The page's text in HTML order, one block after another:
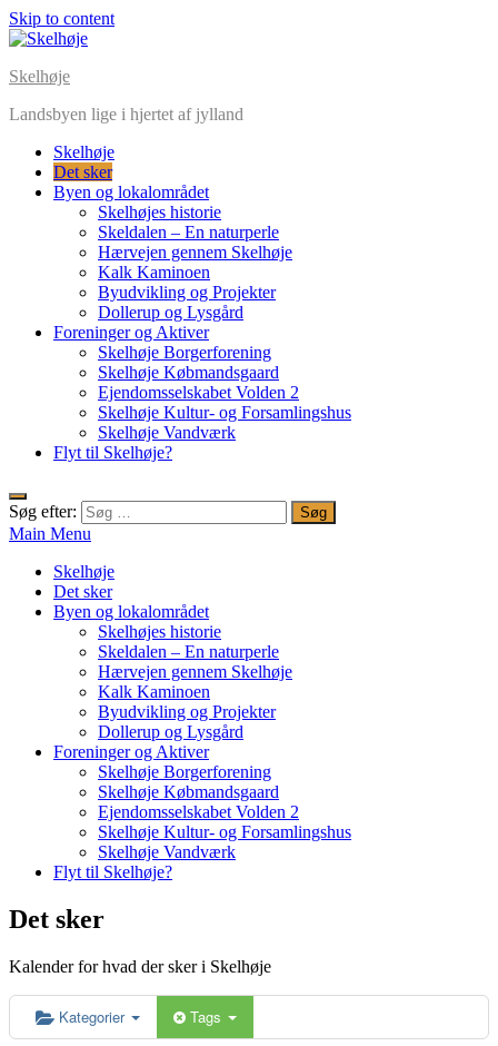
Skip to content
Skelhøje
Landsbyen lige i hjertet af jylland
Skelhøje
Det sker
Byen og lokalområdet
Skelhøjes historie
Skeldalen – En naturperle
Hærvejen gennem Skelhøje
Kalk Kaminoen
Byudvikling og Projekter
Dollerup og Lysgård
Foreninger og Aktiver
Skelhøje Borgerforening
Skelhøje Købmandsgaard
Ejendomsselskabet Volden 2
Skelhøje Kultur- og Forsamlingshus
Skelhøje Vandværk
Flyt til Skelhøje?
Søg efter:
Main Menu
Skelhøje
Det sker
Byen og lokalområdet
Skelhøjes historie
Skeldalen – En naturperle
Hærvejen gennem Skelhøje
Kalk Kaminoen
Byudvikling og Projekter
Dollerup og Lysgård
Foreninger og Aktiver
Skelhøje Borgerforening
Skelhøje Købmandsgaard
Ejendomsselskabet Volden 2
Skelhøje Kultur- og Forsamlingshus
Skelhøje Vandværk
Flyt til Skelhøje?
Det sker
Kalender for hvad der sker i Skelhøje
Kategorier Tags